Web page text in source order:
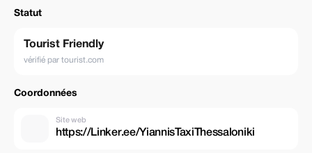
Statut
Tourist Friendly
vérifié par tourist.com
Coordonnées
Site web
https://Linker.ee/YiannisTaxiThessaloniki